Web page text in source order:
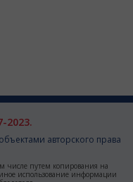
2023.
авторского права
числе путем копирования на
использование информации